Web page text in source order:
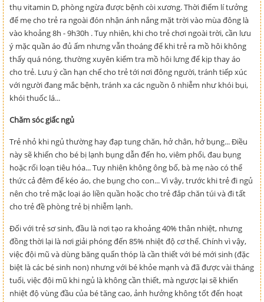
thụ vitamin D, phòng ngừa được bệnh còi xương. Thời điểm lí tưởng
để mẹ cho trẻ ra ngoài đón nhận ánh nắng mặt trời vào mùa đông là
vào khoảng 8h - 9h30h . Tuy nhiên, khi cho trẻ chơi ngoài trời, cần lưu
ý mặc quần áo đủ ấm nhưng vẫn thoáng để khi trẻ ra mồ hôi không
thấy quá nóng, thường xuyên kiểm tra mồ hôi lưng để kịp thay áo
cho trẻ. Lưu ý cần hạn chế cho trẻ tới nơi đông người, tránh tiếp xúc
với người đang mắc bệnh, tránh xa các nguồn ô nhiễm như khói bụi,
khói thuốc lá...
Chăm sóc giấc ngủ
Trẻ nhỏ khi ngủ thường hay đạp tung chăn, hở chân, hở bụng... Điều
này sẽ khiến cho bé bị lạnh bụng dẫn đến ho, viêm phổi, đau bụng
hoặc rối loạn tiêu hóa... Tuy nhiên không ông bố, bà mẹ nào có thể
thức cả đêm để kéo áo, che bụng cho con... Vì vậy, trước khi trẻ đi ngủ
nên cho trẻ mặc loại áo liền quần hoặc cho trẻ đắp chăn túi và đi tất
cho trẻ đề phòng trẻ bị nhiễm lạnh.
Đối với trẻ sơ sinh, đầu là nơi tạo ra khoảng 40% thân nhiệt, nhưng
đồng thời lại là nơi giải phóng đến 85% nhiệt độ cơ thể. Chính vì vậy,
việc đội mũ và dùng băng quấn thóp là cần thiết với bé mới sinh (đặc
biệt là các bé sinh non) nhưng với bé khỏe mạnh và đã được vài tháng
tuổi, việc đội mũ khi ngủ là không cần thiết, mà ngược lại sẽ khiến
nhiệt độ vùng đầu của bé tăng cao, ảnh hưởng không tốt đến hoạt